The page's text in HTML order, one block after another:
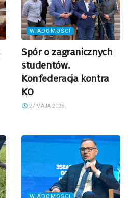
WIADOMOŚCI
Spór o zagranicznych
studentów.
Konfederacja kontra
KO
27 MAJA 2026